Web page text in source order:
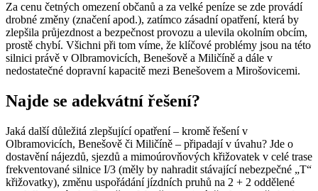
Za cenu četných omezení občanů a za velké peníze se zde provádí
drobné změny (značení apod.), zatímco zásadní opatření, která by
zlepšila průjezdnost a bezpečnost provozu a ulevila okolním obcím,
prostě chybí. Všichni při tom víme, že klíčové problémy jsou na této
silnici právě v Olbramovicích, Benešově a Miličíně a dále v
nedostatečné dopravní kapacitě mezi Benešovem a Mirošovicemi.
Najde se adekvátní řešení?
Jaká další důležitá zlepšující opatření – kromě řešení v
Olbramovicích, Benešově či Miličíně – připadají v úvahu? Jde o
dostavění nájezdů, sjezdů a mimoúrovňových křižovatek v celé trase
frekventované silnice I/3 (měly by nahradit stávající nebezpečné „T“
křižovatky), změnu uspořádání jízdních pruhů na 2 + 2 oddělené